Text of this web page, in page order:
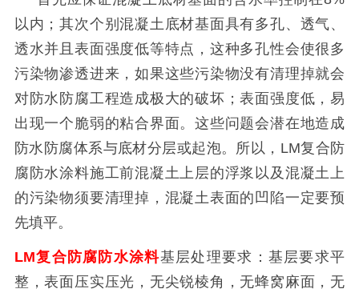
以内；其次个别混凝土底材基面具有多孔、透气、
透水并且表面强度低等特点，这种多孔性会使很多
污染物渗透进来，如果这些污染物没有清理掉就会
对防水防腐工程造成极大的破坏；表面强度低，易
出现一个脆弱的粘合界面。这些问题会潜在地造成
防水防腐体系与底材分层或起泡。所以， LM复合防
腐防水涂料施工前混凝土上层的浮浆以及混凝土上
的污染物须要清理掉，混凝土表面的凹陷一定要预
先填平。
LM复合防腐防水涂料基层处理要求：基层要求平
整，表面压实压光，无尖锐棱角，无蜂窝麻面，无